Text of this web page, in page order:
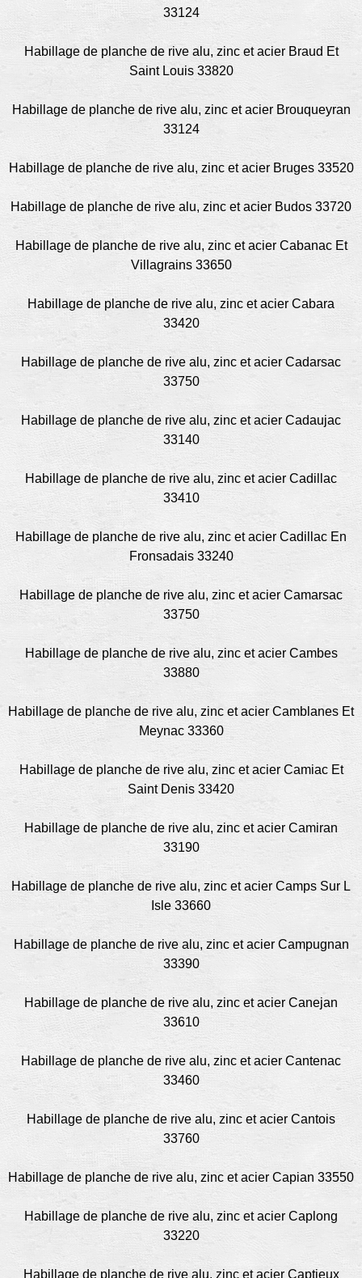
33124
Habillage de planche de rive alu, zinc et acier Braud Et
Saint Louis 33820
Habillage de planche de rive alu, zinc et acier Brouqueyran
33124
Habillage de planche de rive alu, zinc et acier Bruges 33520
Habillage de planche de rive alu, zinc et acier Budos 33720
Habillage de planche de rive alu, zinc et acier Cabanac Et
Villagrains 33650
Habillage de planche de rive alu, zinc et acier Cabara
33420
Habillage de planche de rive alu, zinc et acier Cadarsac
33750
Habillage de planche de rive alu, zinc et acier Cadaujac
33140
Habillage de planche de rive alu, zinc et acier Cadillac
33410
Habillage de planche de rive alu, zinc et acier Cadillac En
Fronsadais 33240
Habillage de planche de rive alu, zinc et acier Camarsac
33750
Habillage de planche de rive alu, zinc et acier Cambes
33880
Habillage de planche de rive alu, zinc et acier Camblanes Et
Meynac 33360
Habillage de planche de rive alu, zinc et acier Camiac Et
Saint Denis 33420
Habillage de planche de rive alu, zinc et acier Camiran
33190
Habillage de planche de rive alu, zinc et acier Camps Sur L
Isle 33660
Habillage de planche de rive alu, zinc et acier Campugnan
33390
Habillage de planche de rive alu, zinc et acier Canejan
33610
Habillage de planche de rive alu, zinc et acier Cantenac
33460
Habillage de planche de rive alu, zinc et acier Cantois
33760
Habillage de planche de rive alu, zinc et acier Capian 33550
Habillage de planche de rive alu, zinc et acier Caplong
33220
Habillage de planche de rive alu, zinc et acier Captieux